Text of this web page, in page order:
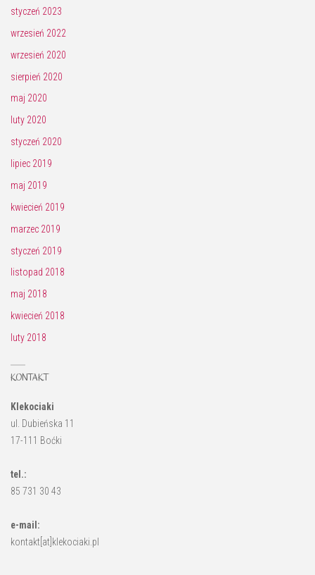
styczeń 2023
wrzesień 2022
wrzesień 2020
sierpień 2020
maj 2020
luty 2020
styczeń 2020
lipiec 2019
maj 2019
kwiecień 2019
marzec 2019
styczeń 2019
listopad 2018
maj 2018
kwiecień 2018
luty 2018
KONTAKT
Klekociaki
ul. Dubieńska 11
17-111 Boćki
tel.:
85 731 30 43
e-mail:
kontakt[at]klekociaki.pl